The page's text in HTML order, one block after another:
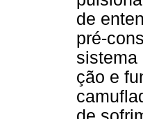
de
pré-
sistema
ção e